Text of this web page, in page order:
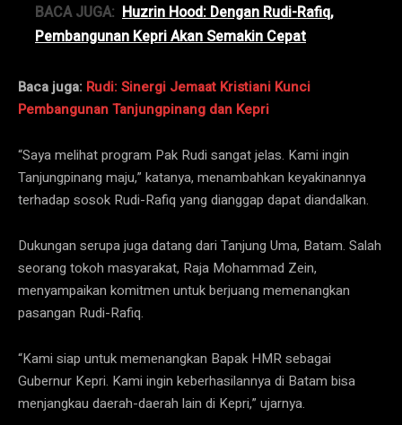
BACA JUGA: Huzrin Hood: Dengan Rudi-Rafiq,
Pembangunan Kepri Akan Semakin Cepat
Baca juga: Rudi: Sinergi Jemaat Kristiani Kunci
Pembangunan Tanjungpinang dan Kepri
“Saya melihat program Pak Rudi sangat jelas. Kami ingin
Tanjungpinang maju,” katanya, menambahkan keyakinannya
terhadap sosok Rudi-Rafiq yang dianggap dapat diandalkan.
Dukungan serupa juga datang dari Tanjung Uma, Batam. Salah
seorang tokoh masyarakat, Raja Mohammad Zein,
menyampaikan komitmen untuk berjuang memenangkan
pasangan Rudi-Rafiq.
“Kami siap untuk memenangkan Bapak HMR sebagai
Gubernur Kepri. Kami ingin keberhasilannya di Batam bisa
menjangkau daerah-daerah lain di Kepri,” ujarnya.